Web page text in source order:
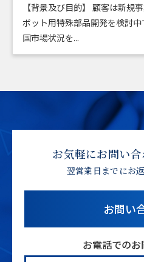
【背景及び目的】 顧客は新規
ボット用特殊部品開発を検討
国市場状況を...
お気軽にお問い合
翌営業日までにお
お問い
お電話での